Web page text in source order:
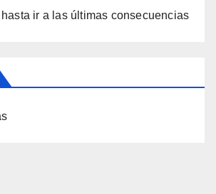
ir a las últimas consecuencias